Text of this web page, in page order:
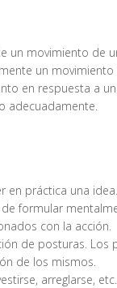
un movimiento de
un
en respuesta a
adecuadamente.
en práctica una idea.
formular
con la acción.
de posturas. Los
de los mismos.
arreglarse, etc.